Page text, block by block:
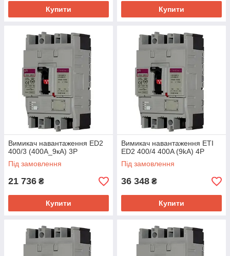
Купити Купити
Вимикач навантаження ED2
400/3 (400А_9кА) 3P
Під замовлення
21 736 ₴
Купити
Вимикач навантаження ETI
ED2 400/4 400A (9kA) 4P
Під замовлення
36 348 ₴
Купити